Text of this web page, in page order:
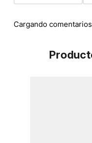
Cargando